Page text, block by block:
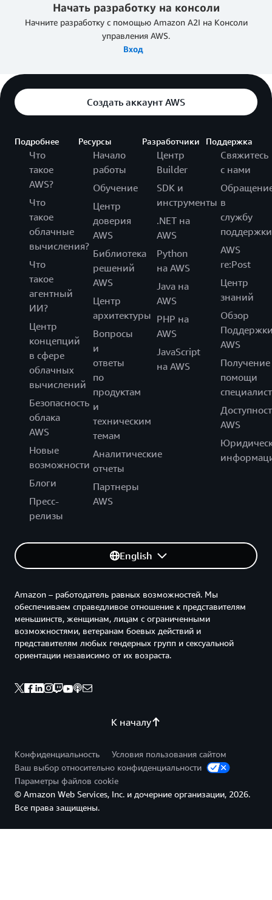
Начать разработку на консоли
Начните разработку с помощью Amazon A2I на Консоли
управления AWS.
Вход
Создать аккаунт AWS
Подробнее
Что
такое
AWS?
Что
такое
облачные
вычисления?
Что
такое
агентный
ИИ?
Центр
концепций
в сфере
облачных
вычислений
Безопасность
облака
AWS
Новые
возможности
Блоги
Пресс-
релизы
Ресурсы
Начало
работы
Обучение
Центр
доверия
AWS
Библиотека
решений
AWS
Центр
архитектуры
Вопросы
и
ответы
по
продуктам
и
техническим
темам
Аналитические
отчеты
Партнеры
AWS
Разработчики
Центр
Builder
SDK и
инструменты
.NET на
AWS
Python
на AWS
Java на
AWS
PHP на
AWS
JavaScript
на AWS
Поддержка
Свяжитесь
с нами
в
службу
поддержки
AWS
re:Post
Центр
знаний
Обзор
AWS
Получение
помощи
AWS
English
К началу
Amazon – работодатель равных возможностей. Мы
обеспечиваем справедливое отношение к представителям
меньшинств, женщинам, лицам с ограниченными
возможностями, ветеранам боевых действий и
представителям любых гендерных групп и сексуальной
ориентации независимо от их возраста.
Конфиденциальность
Условия пользования сайтом
Ваш выбор относительно конфиденциальности
Параметры файлов cookie
© Amazon Web Services, Inc. и дочерние организации, 2026.
Все права защищены.